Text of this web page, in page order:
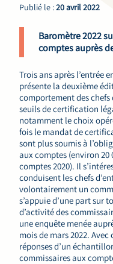
Publié le :20 avril 2022
Baromètre 2022
comptes auprès
Trois ans après l’entrée
présente la deuxième
comportement des chefs
seuils de certification
notamment le choix
fois le mandat de
sont plus soumis à
aux comptes (environ 20
comptes 2020). Il
conduisent les chefs
volontairement un
s’appuie d’une part sur
d’activité des
une enquête menée
mois de mars 2022.
réponses d’un
commissaires aux